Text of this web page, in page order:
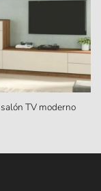
TV moderno